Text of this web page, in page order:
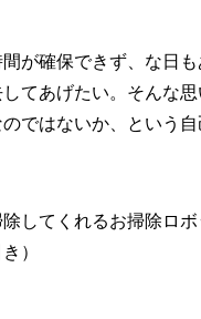
が確保できず、な日
てあげたい。そんな
ではないか、という
してくれるお掃除ロ
）